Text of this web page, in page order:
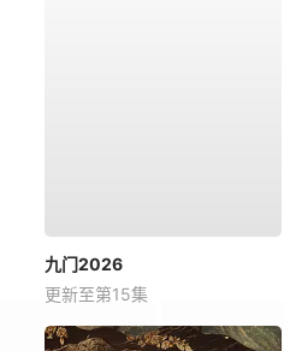
九门2026
更新至第15集